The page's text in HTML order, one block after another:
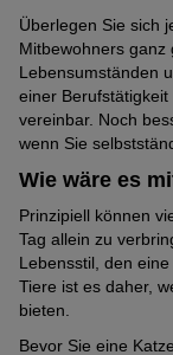
Überlegen Sie sich
Mitbewohners ganz
Lebensumständen
einer
vereinbar. Noch
wenn Sie
Wie wäre es
Prinzipiell können
Tag allein zu
Lebensstil, den
Tiere ist es daher,
bieten.
Bevor Sie eine